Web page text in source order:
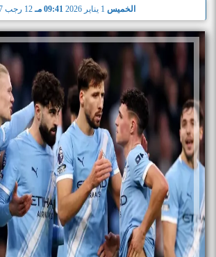
الخميس 09:41 مـ 12 رجب 1447